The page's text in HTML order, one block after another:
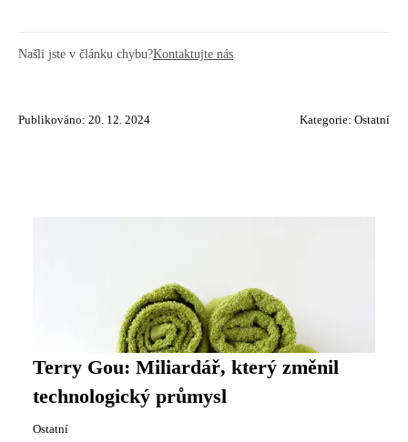
Našli jste v článku chybu?Kontaktujte nás
Publikováno: 20. 12. 2024 Kategorie: Ostatní
Terry Gou: Miliardář, který změnil
technologický průmysl
Ostatní